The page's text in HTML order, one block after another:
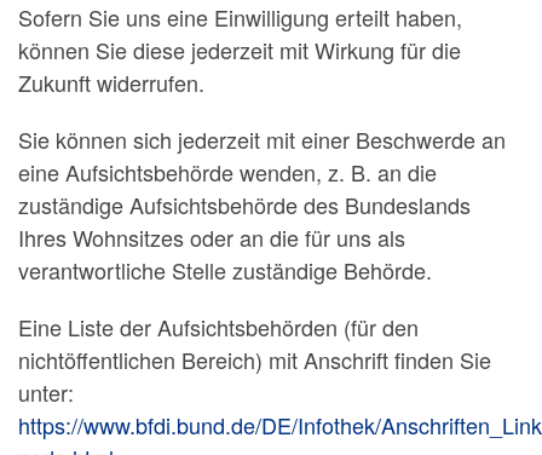
Sofern Sie uns eine Einwilligung erteilt haben,
können Sie diese jederzeit mit Wirkung für die
Zukunft widerrufen.
Sie können sich jederzeit mit einer Beschwerde an
eine Aufsichtsbehörde wenden, z. B. an die
zuständige Aufsichtsbehörde des Bundeslands
Ihres Wohnsitzes oder an die für uns als
verantwortliche Stelle zuständige Behörde.
Eine Liste der Aufsichtsbehörden (für den
nichtöffentlichen Bereich) mit Anschrift finden Sie
unter:
https://www.bfdi.bund.de/DE/Infothek/